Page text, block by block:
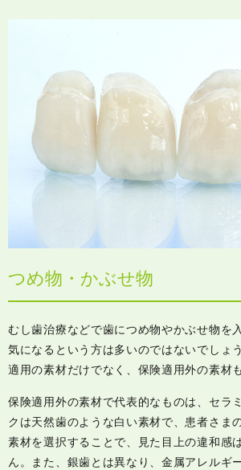
つめ物・かぶせ物
むし歯治療などで歯につめ物やかぶせ物を
気になるという方は多いのではないでしょ
適用の素材だけでなく、保険適用外の素材
保険適用外の素材で代表的なものは、セラ
クは天然歯のような白い素材で、患者さま
素材を選択することで、見た目上の違和感
ん。また、銀歯とは異なり、金属アレルギ